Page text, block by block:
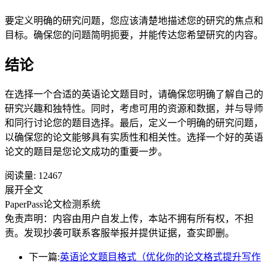
要定义明确的研究问题，您应该清楚地描述您的研究的焦点和
目标。确保您的问题简明扼要，并能传达您希望研究的内容。
结论
在选择一个合适的英语论文题目时，请确保您明确了解自己的
研究兴趣和独特性。同时，考虑可用的资源和数据，并与导师
和同行讨论您的题目选择。最后，定义一个明确的研究问题，
以确保您的论文能够具有实质性和相关性。选择一个好的英语
论文的题目是您论文成功的重要一步。
阅读量: 12467
展开全文
PaperPass论文检测系统
免责声明：内容由用户自发上传，本站不拥有所有权，不担
责。发现抄袭可联系客服举报并提供证据，查实即删。
下一篇:英语论文题目格式（优化你的论文格式提升写作